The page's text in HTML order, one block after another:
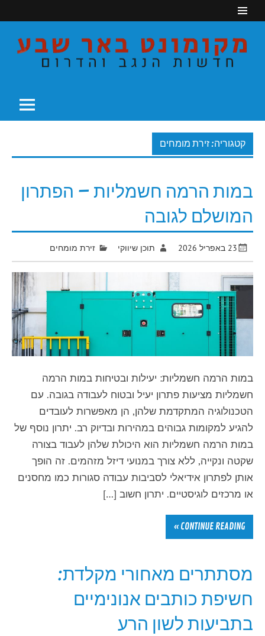
קטגוריה: זירת מומחים
במות הרמה חשמליות – הפתרון
המושלם לגובה
23 באפריל 2026 תוכן שיווקי זירת מומחים
במות הרמה חשמליות: יעילות ובטיחות במות הרמה
חשמליות מציעות פתרון יעיל ובטוח לעבודה בגובה. עם
הטכנולוגיה המתקדמת שלהן, הן מאפשרות לעובדים
להגיע למקומות גבוהים במהירות ובדיוק רב. יתרון נוסף של
במות הרמה חשמליות הוא היכולת שלהן לעבוד בצורה
שקטה ונקייה, ללא צורך במנועי דיזל מזהמים. זה הופך
אותן לפתרון אידיאלי לסביבות עבודה סגורות כמו מחסנים
או מרכזים לוגיסטיים. יתרון חשוב […]
CONTINUE READING »
מסתתרים מאחורי מקלדת:
חשיפת כותבים אנונימיים
בתביעות לשון הרע